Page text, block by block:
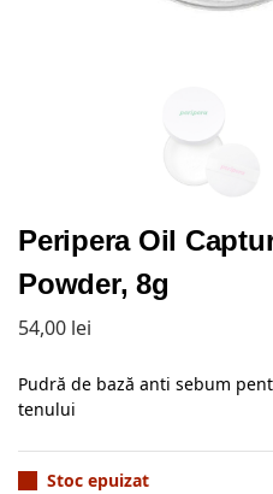
Peripera Oil
Powder, 8g
54,00 lei
Pudră de bază anti sebum
tenului
Stoc epuizat